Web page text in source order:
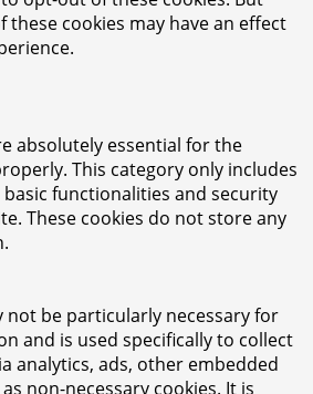
cookies may have an effect
absolutely essential for the
This category only includes
functionalities and security
These cookies do not store any
not be particularly necessary for
and is used specifically to collect
analytics, ads, other embedded
non-necessary cookies. It is